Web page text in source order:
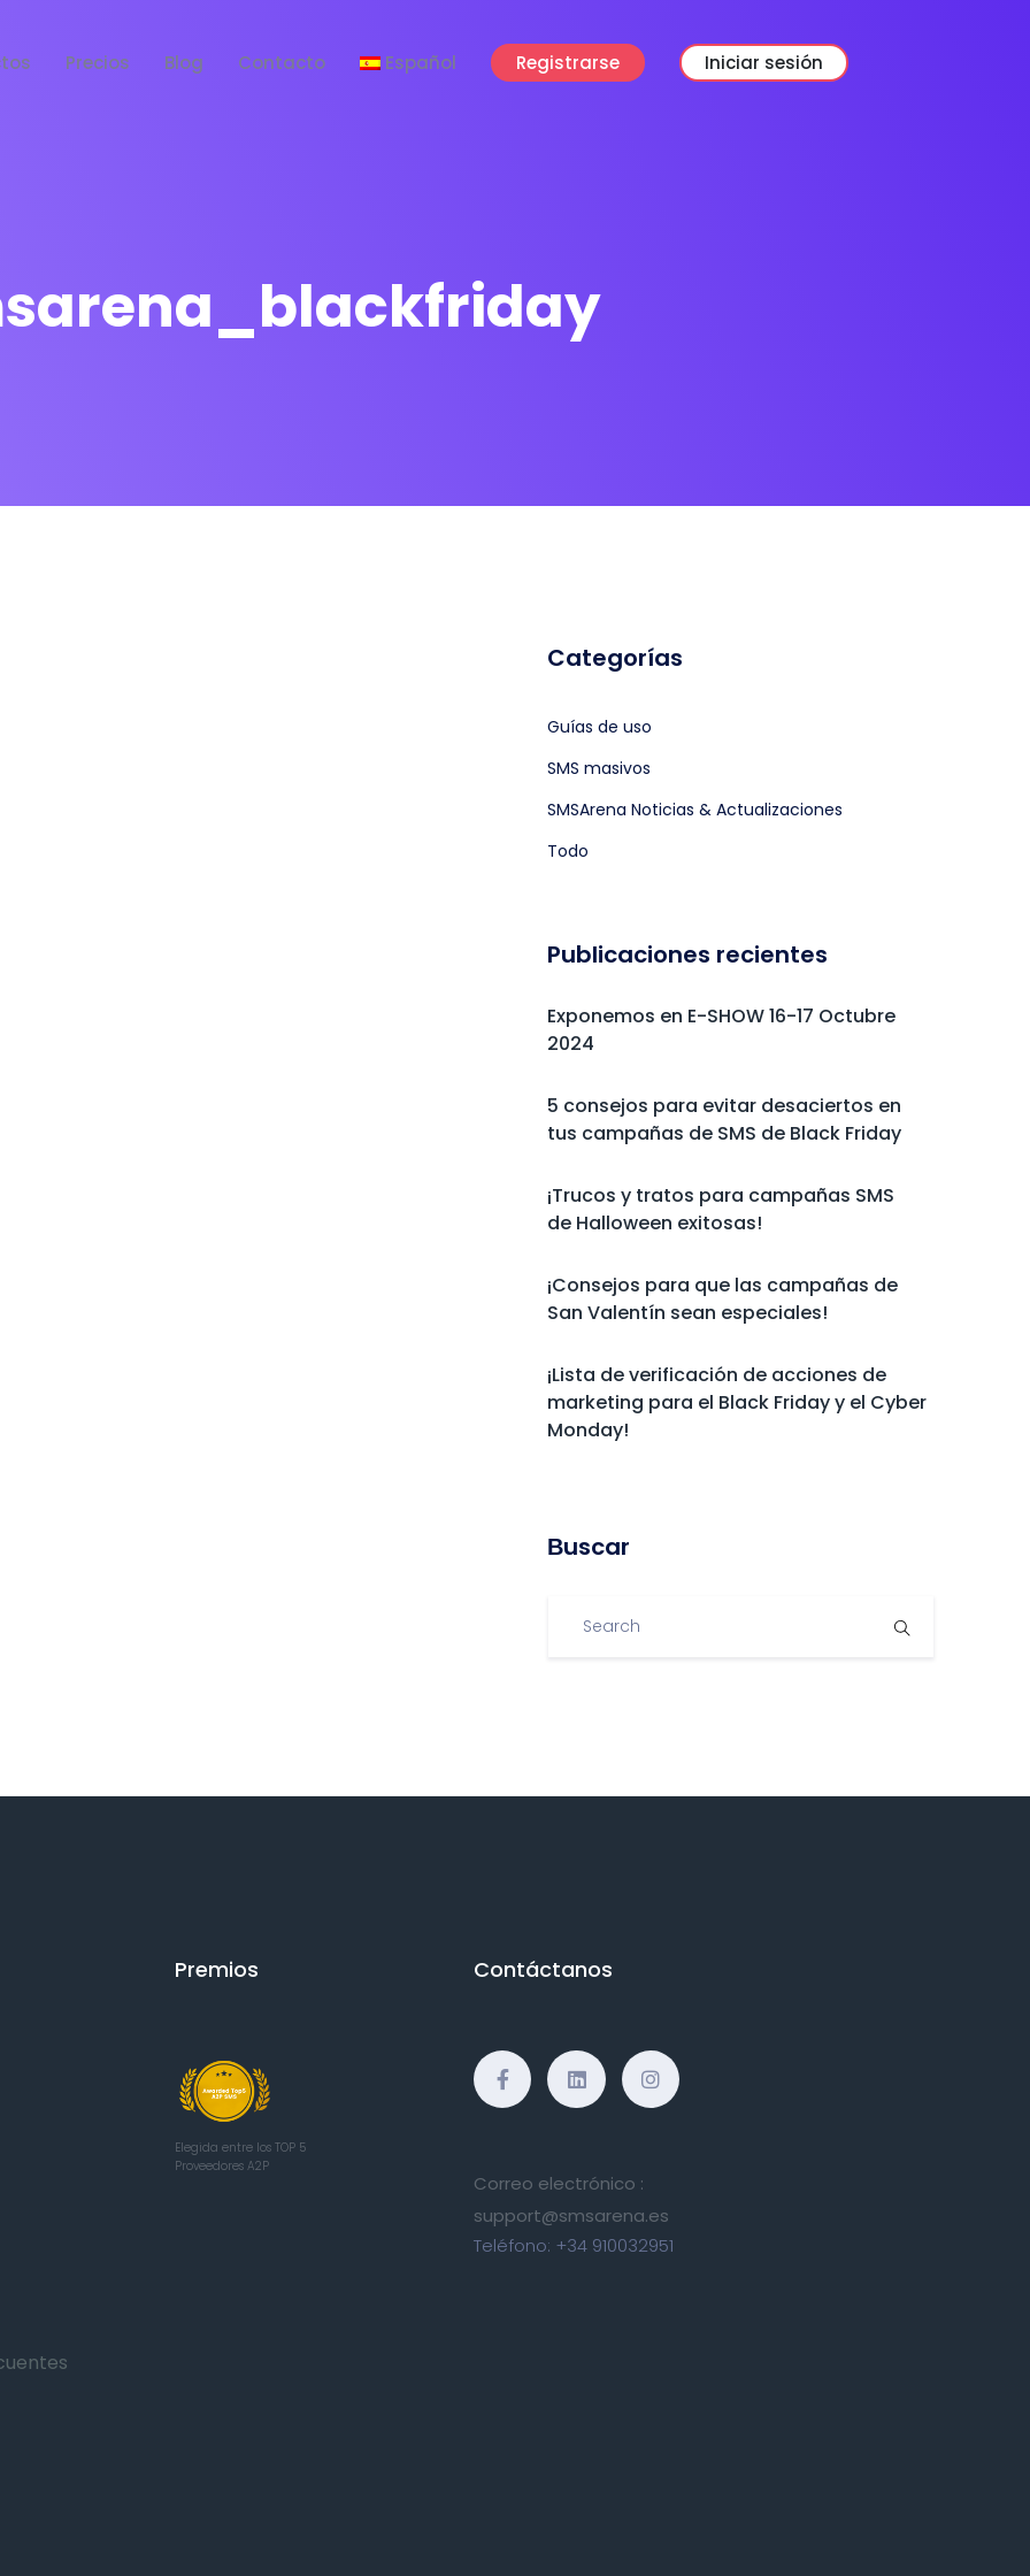
Precios Blog Contacto Español Registrarse Iniciar sesión
Categorías
Guías de uso
SMS masivos
SMSArena Noticias & Actualizaciones
Todo
Publicaciones recientes
Exponemos en E-SHOW 16-17 Octubre
2024
5 consejos para evitar desaciertos en
tus campañas de SMS de Black Friday
¡Trucos y tratos para campañas SMS
de Halloween exitosas!
¡Consejos para que las campañas de
San Valentín sean especiales!
¡Lista de verificación de acciones de
marketing para el Black Friday y el Cyber
Monday!
Βuscar
Premios
Elegida entre los TOP 5
Proveedores A2P
Contáctanos
Correo electrónico :
support@smsarena.es
Teléfono: +34 910032951